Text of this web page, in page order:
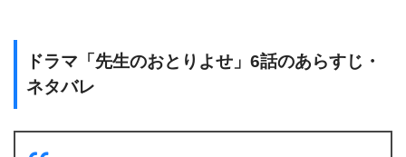
ドラマ「先生のおとりよせ」6話のあらすじ・
ネタバレ